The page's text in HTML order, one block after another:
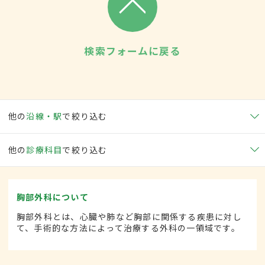
検索フォームに戻る
他の沿線・駅で絞り込む
他の 診療科目で絞り込む
胸部外科について
胸部外科とは、心臓や肺など胸部に関係する疾患に対し
て、手術的な方法によって治療する外科の一領域です。